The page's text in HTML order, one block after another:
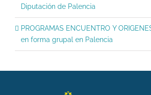
Diputación de Palencia
PROGRAMAS ENCUENTRO Y
en forma grupal en Palencia